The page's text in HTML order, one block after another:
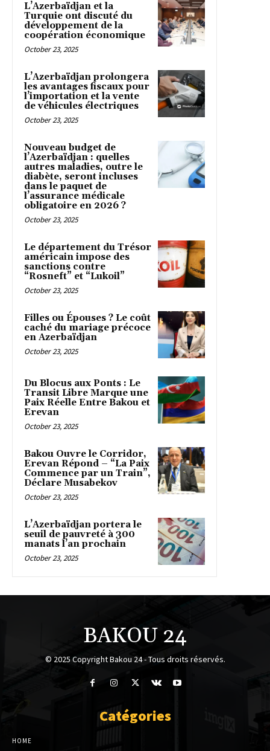
L’Azerbaïdjan et la
Turquie ont discuté du
développement de la
coopération économique
October 23, 2025
L’Azerbaïdjan prolongera
les avantages fiscaux pour
l’importation et la vente
de véhicules électriques
October 23, 2025
Nouveau budget de
l’Azerbaïdjan : quelles
autres maladies, outre le
diabète, seront incluses
dans le paquet de
l’assurance médicale
obligatoire en 2026 ?
October 23, 2025
Le département du Trésor
américain impose des
sanctions contre
“Rosneft” et “Lukoil”
October 23, 2025
Filles ou Épouses ? Le coût
caché du mariage précoce
en Azerbaïdjan
October 23, 2025
Du Blocus aux Ponts : Le
Transit Libre Marque une
Paix Réelle Entre Bakou et
Erevan
October 23, 2025
Bakou Ouvre le Corridor,
Erevan Répond – “La Paix
Commence par un Train”,
Déclare Musabekov
October 23, 2025
L’Azerbaïdjan portera le
seuil de pauvreté à 300
manats l’an prochain
October 23, 2025
BAKOU 24
© 2025 Copyright Bakou 24 - Tous droits réservés.
Catégories
HOME